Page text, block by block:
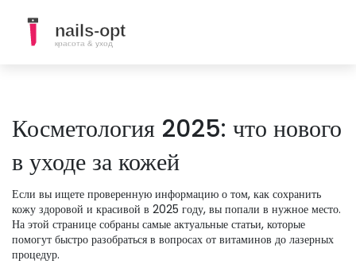
Косметология 2025: что нового
в уходе за кожей
Если вы ищете проверенную информацию о том, как сохранить
кожу здоровой и красивой в 2025 году, вы попали в нужное место.
На этой странице собраны самые актуальные статьи, которые
помогут быстро разобраться в вопросах от витаминов до лазерных
процедур.